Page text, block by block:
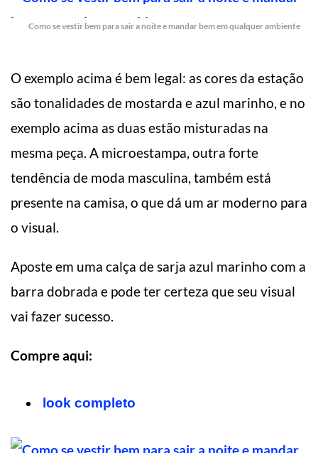
Como se vestir bem para sair a noite e mandar bem em qualquer ambiente
O exemplo acima é bem legal: as cores da estação
são tonalidades de mostarda e azul marinho, e no
exemplo acima as duas estão misturadas na
mesma peça. A microestampa, outra forte
tendência de moda masculina, também está
presente na camisa, o que dá um ar moderno para
o visual.
Aposte em uma calça de sarja azul marinho com a
barra dobrada e pode ter certeza que seu visual
vai fazer sucesso.
Compre aqui:
look completo